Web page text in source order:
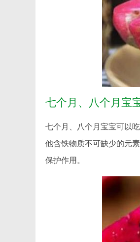
七个月、八个月宝
七个月、八个月宝宝可以
他含铁物质不可缺少的元
保护作用。